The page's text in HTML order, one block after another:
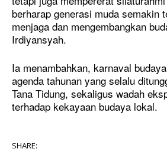
berharap generasi muda semakin
menjaga dan mengembangkan
Irdiyansyah.
Ia menambahkan, karnaval
agenda tahunan yang selalu
Tana Tidung, sekaligus wadah
terhadap kekayaan budaya lokal.
SHARE: